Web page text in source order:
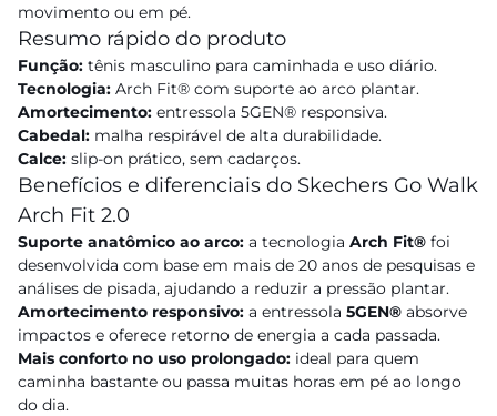
movimento ou em pé.
Resumo rápido do produto
Função: tênis masculino para caminhada e uso diário.
Tecnologia: Arch Fit® com suporte ao arco plantar.
Amortecimento: entressola 5GEN® responsiva.
Cabedal: malha respirável de alta durabilidade.
Calce: slip-on prático, sem cadarços.
Benefícios e diferenciais do Skechers Go Walk
Arch Fit 2.0
Suporte anatômico ao arco: a tecnologia Arch Fit® foi
desenvolvida com base em mais de 20 anos de pesquisas e
análises de pisada, ajudando a reduzir a pressão plantar.
Amortecimento responsivo: a entressola 5GEN® absorve
impactos e oferece retorno de energia a cada passada.
Mais conforto no uso prolongado: ideal para quem
caminha bastante ou passa muitas horas em pé ao longo
do dia.